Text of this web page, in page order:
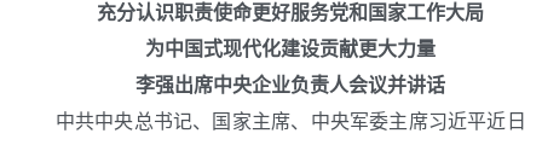
充分认识职责使命更好服务党和国家工作大局
为中国式现代化建设贡献更大力量
李强出席中央企业负责人会议并讲话
中共中央总书记、国家主席、中央军委主席习近平近日